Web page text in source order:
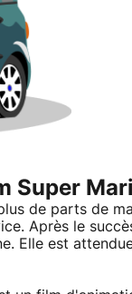
Super
de parts de
Après le
Elle est